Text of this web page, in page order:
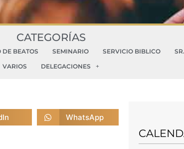
CATEGORÍAS
DE BEATOS SEMINARIO SERVICIO BIBLICO
VARIOS
DELEGACIONES
WhatsApp